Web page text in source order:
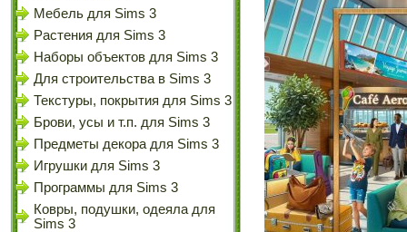
Мебель для Sims 3
Растения для Sims 3
Наборы объектов для Sims 3
Для строительства в Sims 3
Текстуры, покрытия для Sims 3
Брови, усы и т.п. для Sims 3
Предметы декора для Sims 3
Игрушки для Sims 3
Программы для Sims 3
Ковры, подушки, одеяла для
Sims 3